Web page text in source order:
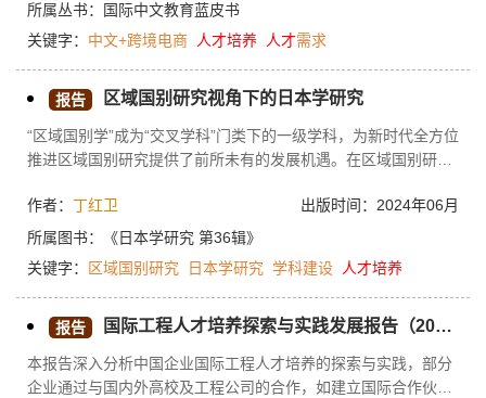
校加入“鲁班工坊”和“海丝学院”等职教品牌建设中，拓展跨境电商
职教“朋友圈”；密切行业交流与合作，促进职业院校间以及与其
他主体间的交流与合作，搭建实践服务平台；完善社会培养模
式，开办跨境电商技术技能培训班和操作坊等社会教育机构；与
海外相关职业院校开展合作，开设“中文+跨境电商”人才培养与实
践基地；开发满足区域国别需求和行业场景需求的教学资源。
所属丛书：
国际中文教育蓝皮书
关键字： 中文+跨境电商 人才培养 人才需求
报告 区域国别研究视角下的日本学研究
“区域国别学”成为“交叉学科”门类下的一级学科，为新时代全方位
推进区域国别研究提供了前所未有的发展机遇。在区域国别研究
学科交叉融合创新并加强学科建设、教材建设、人才培养和新型
高校智库建设成为外语学科未来发展的重要课题。日语学科中的
本学研究的理论发展与教材建设、完善“通才+专才”的人才培养机
制、为两国各领域的合作发展提供学术支撑是时代发展的要求。
出版时间：2024年06月
作者： 丁红卫
所属图书：
《日本学研究 第36辑》
关键字：
区域国别研究 日本学研究 学科建设 人才培养
报告 国际工程人才培养探索与实践发展报告（2024）
本报告深入分析中国企业国际工程人才培养的探索与实践，部分
企业通过与国内外高校及工程公司的合作，如建立国际合作伙伴